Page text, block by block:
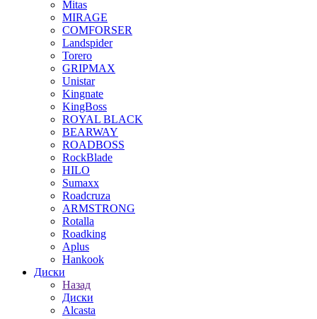
Mitas
MIRAGE
COMFORSER
Landspider
Torero
GRIPMAX
Unistar
Kingnate
KingBoss
ROYAL BLACK
BEARWAY
ROADBOSS
RockBlade
HILO
Sumaxx
Roadcruza
ARMSTRONG
Rotalla
Roadking
Aplus
Hankook
Диски
Назад
Диски
Alcasta